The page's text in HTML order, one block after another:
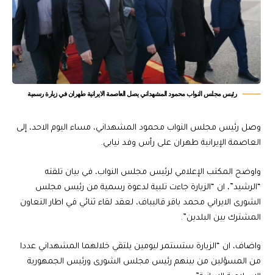
رئيس مجلس النواب محمود المشهداني يصل العاصمة الايرانية طهران في زيارة رسمية
وصل رئيس مجلس النواب محمود المشهداني، مساء اليوم الاحد، إلى
العاصمة الإيرانية طهران على رأس وفد نيابي.
واوضح المكتب الإعلامي لرئيس مجلس النواب، في بيان تلقته
“الرشيد”، ان “الزيارة جاءت تلبية لدعوة رسمية من رئيس مجلس
الشورى الايراني محمد باقر قاليباف، لعقد لقاء ثنائي في اطار التعاون
المشترك بين البلدين”.
واضاف، ان “الزيارة ستستمر ليومين يلتقي خلالهما المشهداني عددا
من المسؤلين من بينهم رئيس مجلس الشورى ورئيس الجمهورية